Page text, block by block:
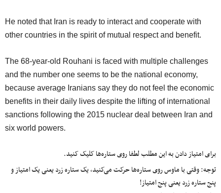
He noted that Iran is ready to interact and cooperate with
other countries in the spirit of mutual respect and benefit.
The 68-year-old Rouhani is faced with multiple challenges
and the number one seems to be the national economy,
because average Iranians say they do not feel the economic
benefits in their daily lives despite the lifting of international
sanctions following the 2015 nuclear deal between Iran and
six world powers.
برای امتیاز دادن به این مطلب لطفا روی ستاره‌ها کلیک کنید.
توجه: وقتی با ماوس روی ستاره‌ها حرکت می‌کنید، یک ستاره زرد یعنی یک امتیاز و
پنج ستاره زرد یعنی پنج امتیاز!